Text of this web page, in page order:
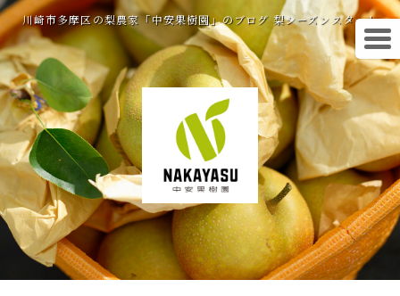
川崎市多摩区の梨農家「中安果樹園」のブログ 梨シーズンスタート